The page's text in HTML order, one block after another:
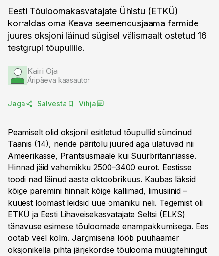
Eesti Tõuloomakasvatajate Ühistu (ETKÜ)
korraldas oma Keava seemendusjaama farmide
juures oksjoni läinud sügisel välismaalt ostetud 16
testgrupi tõupullile.
Kairi Oja
Äripäeva kaasautor
Jaga Salvesta Vihja
Peamiselt olid oksjonil esitletud tõupullid sündinud
Taanis (14), nende päritolu juured aga ulatuvad nii
Ameerikasse, Prantsusmaale kui Suurbritanniasse.
Hinnad jäid vahemikku 2500–3400 eurot. Eestisse
toodi nad läinud aasta oktoobrikuus. Kaubas läksid
kõige paremini hinnalt kõige kallimad, limusiinid –
kuuest loomast leidsid uue omaniku neli. Tegemist oli
ETKÜ ja Eesti Lihaveisekasvatajate Seltsi (ELKS)
tänavuse esimese tõuloomade enampakkumisega. Ees
ootab veel kolm. Järgmisena lööb puuhaamer
oksjonikella pihta järjekordse tõulooma müügitehingut